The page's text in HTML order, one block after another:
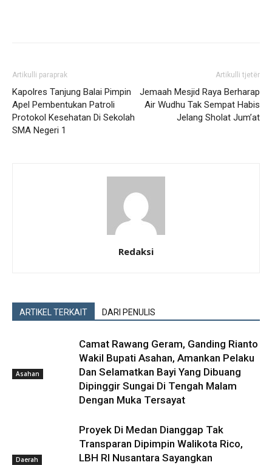
Artikulli paraprak
Kapolres Tanjung Balai Pimpin
Apel Pembentukan Patroli
Protokol Kesehatan Di Sekolah
SMA Negeri 1
Artikulli tjetër
Jemaah Mesjid Raya Berharap
Air Wudhu Tak Sempat Habis
Jelang Sholat Jum’at
Redaksi
ARTIKEL TERKAIT DARI PENULIS
Asahan
Camat Rawang Geram, Ganding Rianto
Wakil Bupati Asahan, Amankan Pelaku
Dan Selamatkan Bayi Yang Dibuang
Dipinggir Sungai Di Tengah Malam
Dengan Muka Tersayat
Daerah
Proyek Di Medan Dianggap Tak
Transparan Dipimpin Walikota Rico,
LBH RI Nusantara Sayangkan